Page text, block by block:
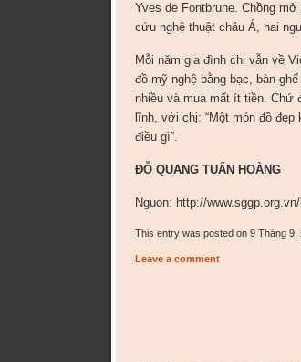
Yves de Fontbrune. Chồng
cứu nghệ thuật châu Á, hai
Mỗi năm gia đình chị vẫn về
đồ mỹ nghệ bằng bạc, bàn
nhiều và mua mất ít tiền. Chứ
lĩnh, với chị: “Một món đồ
điều gì”.
ĐỖ QUANG TUẤN HOÀNG
Nguon: http://
This entry was posted on 9 Tháng 9,
Leave a comment